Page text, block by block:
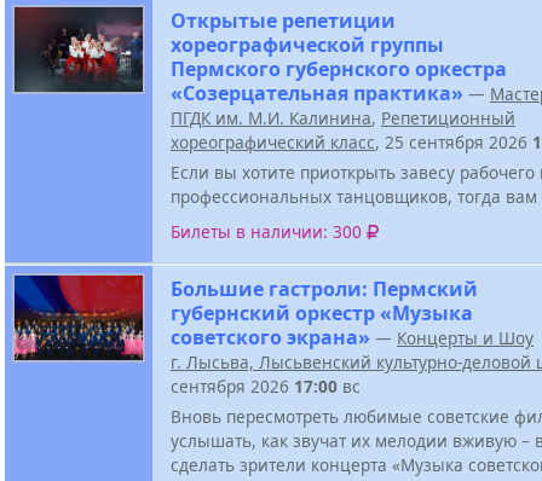
Открытые репетиции
хореографической группы
Пермского губернского оркестра
«Созерцательная практика» —
ПГДК им. М.И. Калинина, Репетиционный
хореографический класс, 25 сентября 2026
Если вы хотите приоткрыть завесу рабочего
профессиональных танцовщиков, тогда
Билеты в наличии: 300
Большие гастроли: Пермский
губернский оркестр «Музыка
советского экрана» — Концерты и Шоу
г. Лысьва, Лысьвенский культурно-деловой
сентября 2026 17:00 вс
Вновь пересмотреть любимые советские
услышать, как звучат их мелодии вживую –
сделать зрители концерта «Музыка